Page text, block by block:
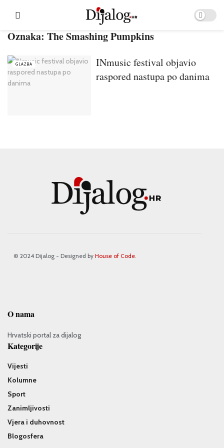
Oznaka: The Smashing Pumpkins
GLAZBA
INmusic festival objavio
raspored nastupa po danima
© 2024 Dijalog - Designed by House of Code
O nama
Hrvatski portal za dijalog
Kategorije
Vijesti
Kolumne
Sport
Zanimljivosti
Vjera i duhovnost
Blogosfera